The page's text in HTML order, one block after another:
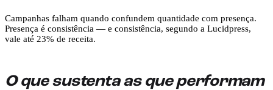
Campanhas falham quando confundem quantidade com presença.
Presença é consistência — e consistência, segundo a Lucidpress,
vale até 23% de receita.
O que sustenta as que performam